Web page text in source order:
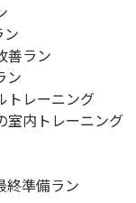
ン
善ラン
ン
トレーニング
室内トレーニング
終準備ラン